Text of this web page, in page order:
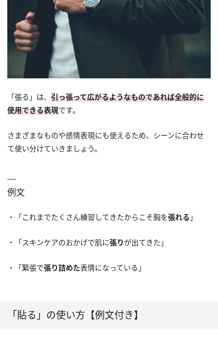
「張る」は、 引っ張って広がるようなものであれば全般的に
使用できる表現です。
さまざまなものや感情表現にも使えるため、シーンに合わせ
て使い分けていきましょう。
例文
・「これまでたくさん練習してきたからこそ胸を張れる 」
・「スキンケアのおかげで肌に張りが出てきた」
・「緊張で張り詰めた表情になっている」
「貼る」の使い方【例文付き】